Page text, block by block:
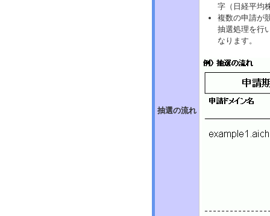
抽選の流れ
字（日経平均
複数の申請が
抽選処理を行
なります。